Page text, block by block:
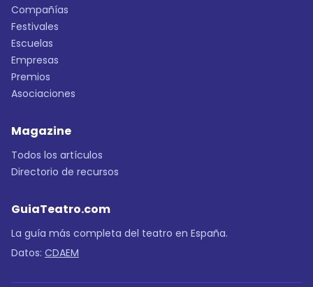
Compañías
Festivales
Escuelas
Empresas
Premios
Asociaciones
Magazine
Todos los artículos
Directorio de recursos
GuiaTeatro.com
La guía más completa del teatro en España.
Datos: CDAEM